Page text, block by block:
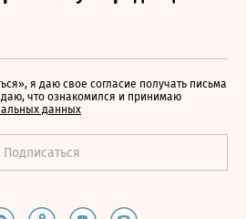
я даю свое согласие получать письма
что ознакомился и принимаю
данных